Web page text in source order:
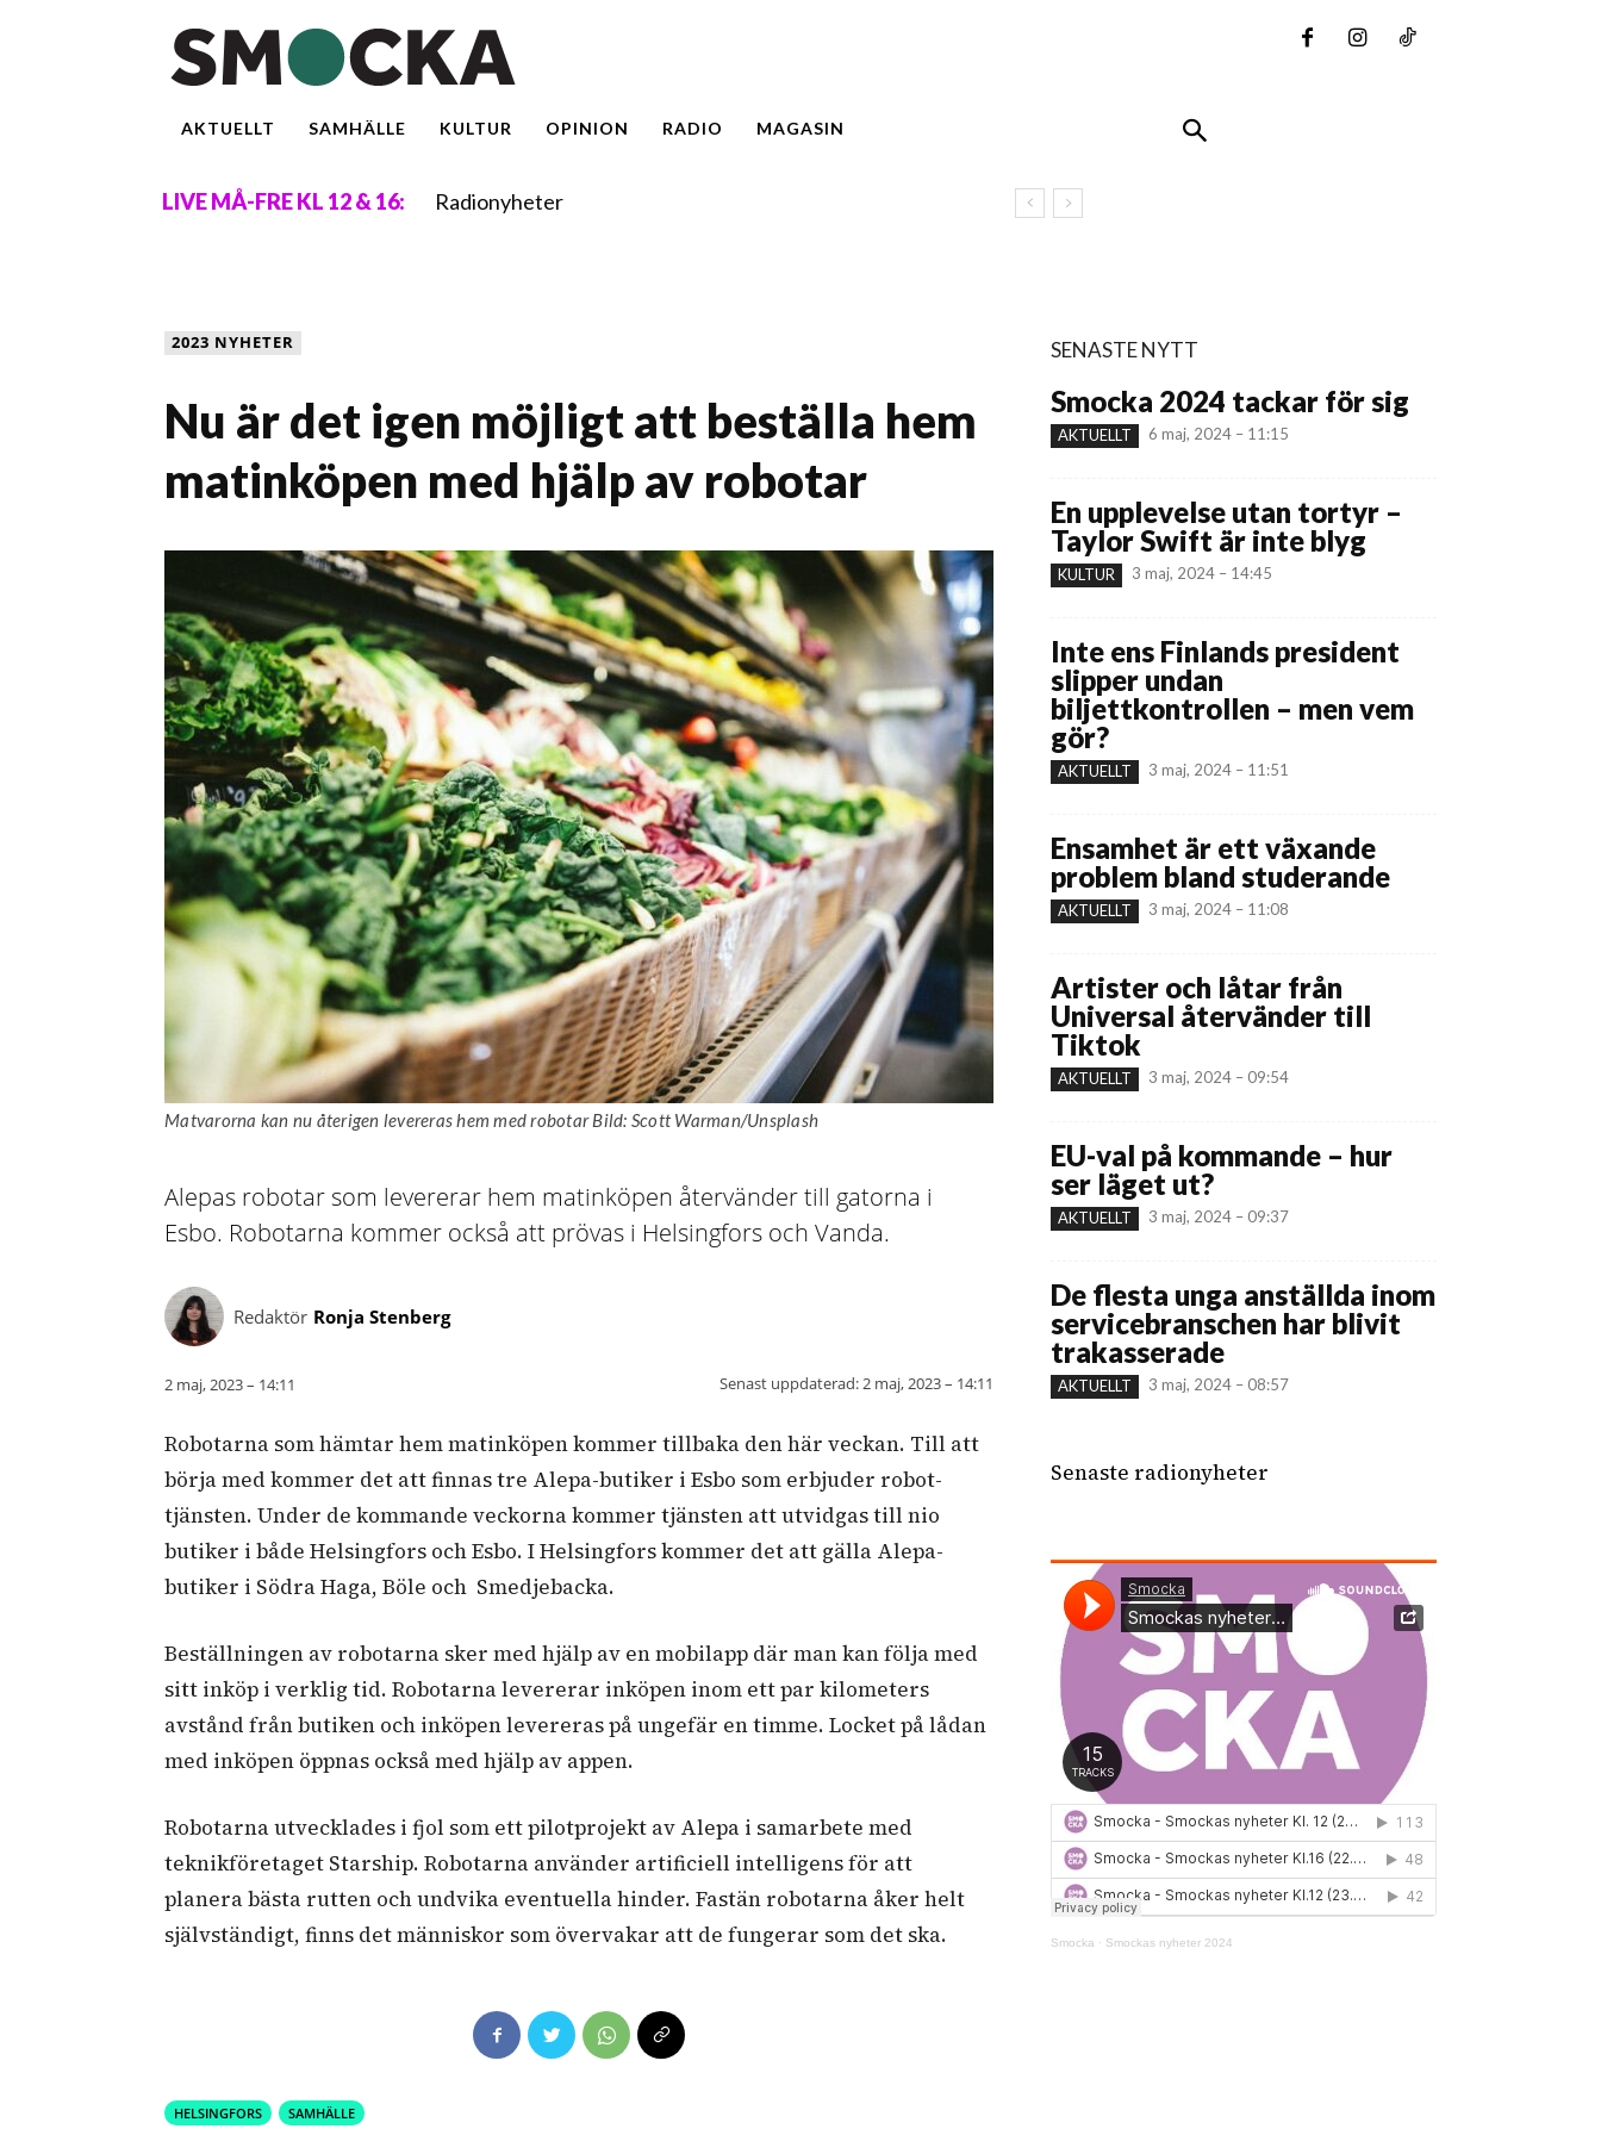
AKTUELLT SAMHÄLLE KULTUR OPINION RADIO MAGASIN
LIVE MÅ-FRE KL 12 & 16: Radionyheter
2023 NYHETER
Nu är det igen möjligt att beställa hem
matinköpen med hjälp av robotar
Matvarorna kan nu återigen levereras hem med robotar Bild: Scott Warman/Unsplash
Alepas robotar som levererar hem matinköpen återvänder till gatorna i
Esbo. Robotarna kommer också att prövas i Helsingfors och Vanda.
Redaktör Ronja Stenberg
2 maj, 2023 – 14:11 Senast uppdaterad:2 maj, 2023 – 14:11
Robotarna som hämtar hem matinköpen kommer tillbaka den här veckan. Till att
börja med kommer det att finnas tre Alepa-butiker i Esbo som erbjuder robot-
tjänsten. Under de kommande veckorna kommer tjänsten att utvidgas till nio
butiker i både Helsingfors och Esbo. I Helsingfors kommer det att gälla Alepa-
butiker i Södra Haga, Böle och Smedjebacka.
Beställningen av robotarna sker med hjälp av en mobilapp där man kan följa med
sitt inköp i verklig tid. Robotarna levererar inköpen inom ett par kilometers
avstånd från butiken och inköpen levereras på ungefär en timme. Locket på lådan
med inköpen öppnas också med hjälp av appen.
Robotarna utvecklades i fjol som ett pilotprojekt av Alepa i samarbete med
teknikföretaget Starship. Robotarna använder artificiell intelligens för att
planera bästa rutten och undvika eventuella hinder. Fastän robotarna åker helt
självständigt, finns det människor som övervakar att de fungerar som det ska.
HELSINGFORS SAMHÄLLE
SENASTE NYTT
Smocka 2024 tackar för sig
AKTUELLT 6 maj, 2024 – 11:15
En upplevelse utan tortyr –
Taylor Swift är inte blyg
KULTUR 3 maj, 2024 – 14:45
Inte ens Finlands president
slipper undan
biljettkontrollen – men vem
gör?
AKTUELLT 3 maj, 2024 – 11:51
Ensamhet är ett växande
problem bland studerande
AKTUELLT 3 maj, 2024 – 11:08
Artister och låtar från
Universal återvänder till
Tiktok
AKTUELLT 3 maj, 2024 – 09:54
EU-val på kommande – hur
ser läget ut?
AKTUELLT 3 maj, 2024 – 09:37
De flesta unga anställda inom
servicebranschen har blivit
trakasserade
AKTUELLT 3 maj, 2024 – 08:57
Senaste radionyheter
Smocka · Smockas nyheter 2024